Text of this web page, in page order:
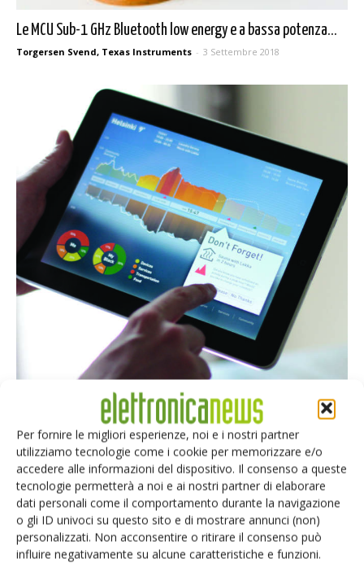
Per fornire le migliori esperienze, noi e i nostri partner
utilizziamo tecnologie come i cookie per memorizzare e/o
accedere alle informazioni del dispositivo. Il consenso a queste
tecnologie permetterà a noi e ai nostri partner di elaborare
dati personali come il comportamento durante la navigazione
o gli ID univoci su questo sito e di mostrare annunci (non)
personalizzati. Non acconsentire o ritirare il consenso può
influire negativamente su alcune caratteristiche e funzioni.
Le MCU Sub-1 GHz Bluetooth low energy e a bassa potenza...
Torgersen Svend, Texas Instruments - 3 Settembre 2018
Misurazione intelligente dei consumi: lo stato dell’arte in
Italia e in...
Giovanni Danielli 3 Settembre 2018